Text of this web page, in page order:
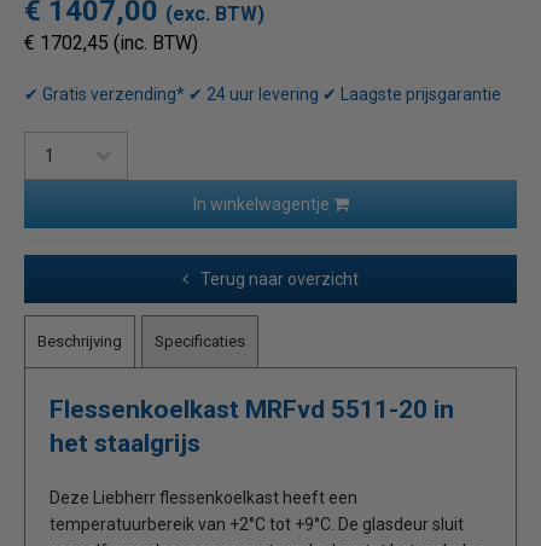
€ 1407,00 (exc. BTW)
€ 1702,45 (inc. BTW)
✔ Gratis verzending* ✔ 24 uur levering ✔ Laagste prijsgarantie
In winkelwagentje
Terug naar overzicht
Beschrijving Specificaties
Flessenkoelkast MRFvd 5511-20 in
het staalgrijs
Deze Liebherr flessenkoelkast heeft een
temperatuurbereik van +2°C tot +9°C. De glasdeur sluit